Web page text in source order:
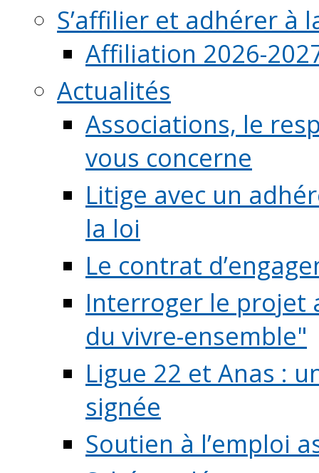
S’affilier et adhérer à
Affiliation 2026-
Actualités
Associations, le
vous concerne
Litige avec un
la loi
Le contrat
Interroger le projet
du vivre-ensemble"
Ligue 22 et Anas :
signée
Soutien à l’emploi